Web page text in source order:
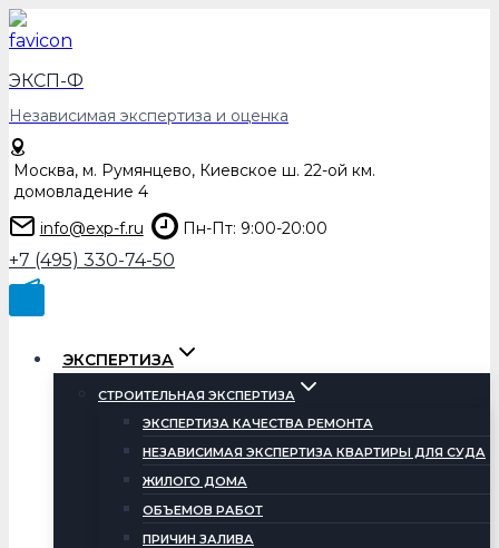
Перейти
к
содержимому
ЭКСП-Ф
Независимая экспертиза и оценка
Москва, м. Румянцево, Киевское ш. 22-ой км.
домовладение 4
info@exp-f.ru
Пн-Пт: 9:00-20:00
+7 (495) 330-74-50
ЭКСПЕРТИЗА
СТРОИТЕЛЬНАЯ ЭКСПЕРТИЗА
ЭКСПЕРТИЗА КАЧЕСТВА РЕМОНТА
НЕЗАВИСИМАЯ ЭКСПЕРТИЗА КВАРТИРЫ ДЛЯ СУДА
ЖИЛОГО ДОМА
ОБЪЕМОВ РАБОТ
ПРИЧИН ЗАЛИВА